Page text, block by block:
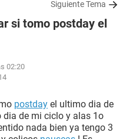
Siguiente Tema
si tomo postday el
02:20
postday el ultimo dia de
de mi ciclo y alas 1o
nada bien ya tengo 3